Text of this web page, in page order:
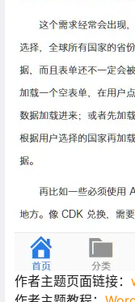
作者主题页面链接：